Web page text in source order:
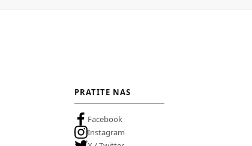
PRATITE NAS
Facebook
Instagram